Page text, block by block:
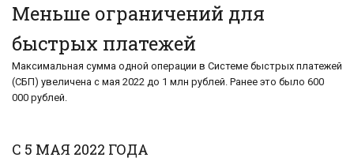
Меньше ограничений для
быстрых платежей
Максимальная сумма одной операции в Системе быстрых платежей
(СБП) увеличена с мая 2022 до 1 млн рублей. Ранее это было 600
000 рублей.
С 5 МАЯ 2022 ГОДА